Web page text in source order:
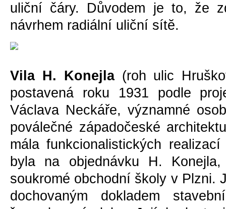
uliční čáry. Důvodem je to, že
návrhem radiální uliční sítĕ.
Vila H. Konejla (roh ulic
postavená roku 1931 podle
Václava Neckáře, významné
poválečné západočeské
mála funkcionalistických
byla na objednávku H.
soukromé obchodní školy v Plzni.
dochovaným dokladem